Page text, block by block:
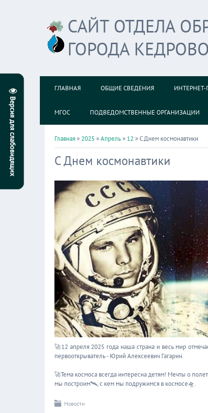
САЙТ ОТДЕЛА
ГОРОДА
ГЛАВНАЯ ОБЩИЕ СВЕДЕНИЯ
МГОС ПОДВЕДОМСТВЕННЫЕ ОРГАНИЗАЦИИ
Главная» 2025 »Апрель» 12 » С Днем космонавтики
С Днем космонавтики
🚀12 апреля 2025 года наша страна и весь мир
первооткрыватель - Юрий Алексеевич Гагарин.
🚀Тема космоса всегда интересна детям! Мечты о
мы построим🛰, с кем мы подружимся в космосе🛸.
Новости